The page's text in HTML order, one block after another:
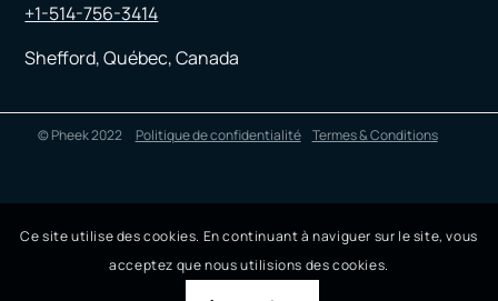
+1-514-756-3414
Shefford, Québec, Canada
© Pheek 2022 Politique de confidentialité Termes & Conditions
Ce site utilise des cookies. En continuant à naviguer sur le site, vous
acceptez que nous utilisions des cookies.